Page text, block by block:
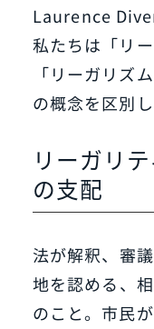
Laurence
私たちは「リ
「リーガリズ
の概念を区別
リーガリ
の支配
法が解釈、審
地を認める、
のこと。市民